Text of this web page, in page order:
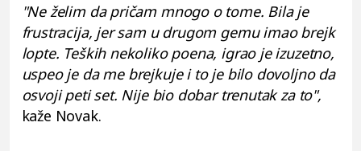
"Ne želim da pričam mnogo o tome. Bila je
frustracija, jer sam u drugom gemu imao brejk
lopte. Teških nekoliko poena, igrao je izuzetno,
uspeo je da me brejkuje i to je bilo dovoljno da
osvoji peti set. Nije bio dobar trenutak za to",
kaže Novak.